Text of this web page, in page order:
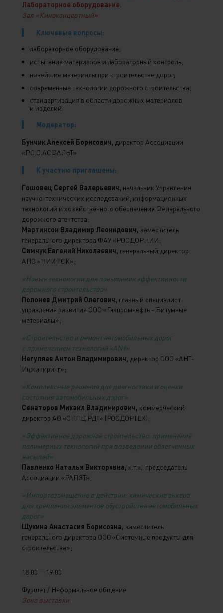
Лабораторное оборудование.
Зал «Киноконцертный»
Ключевые вопросы:
лабораторное оборудование;
испытания материалов и лабораторный контроль;
новейшие материалы при строительстве дорог;
современные технологии дорожного строительства;
стандартизация в области дорожных материалов
и изделий.
Модератор:
Бунчик Алексей Борисович, директор Ассоциации
«Р.О.С.АСФАЛЬТ»
К участию приглашены:
Гошовец Сергей Валерьевич, начальник Управления
научно-технических исследований, информационных
технологий и хозяйственного обеспечения Федерального
дорожного агентства;
Мартинсон Владимир Леонидович, заместитель
генерального директора ФАУ «РОСДОРНИИ;
Симчук Евгений Николаевич, генеральный директор
АНО «НИИ ТСК»;
«Новые технологии для повышения эффективности
дорожного строительства»
Полонев Дмитрий Олегович, главный специалист
управления развития ООО «Газпромнефть - Битумные
материалы»;
«Строительство и ремонт автомобильных дорог
с применением технологий «ANT»
Негуляев Антон Владимирович, директор ООО «АНТ-
Инжиниринг»;
«Комплексные решения для диагностики и оценки
состояния автомобильных дорог»
Сенаторов Михаил Владимирович, коммерческий
директор АО «СНПЦ РДТ» (РОСДОРТЕХ);
«Эффективное дорожное строительство: применение
полимерных технологий при возведении облегченных
насыпей»
Павленко Наталья Викторовна, к.т.н., председатель
Ассоциации «РАПЭТ»;
«Импортозамещение в действии: химические анкера
для крепления элементов обустройства автомобильных
дорог»
Щукина Анастасия Борисовна, заместитель
генерального директора ООО «Системные продукты для
строительства»;
18:00 —19:00
Фуршет / Неформальное общение
Зона выставки